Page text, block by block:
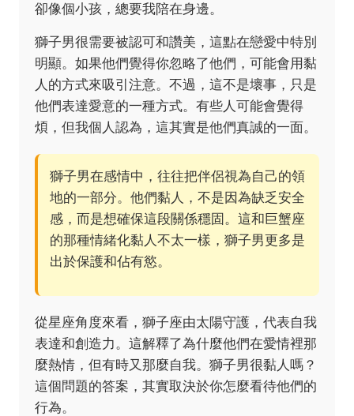
卻像個小孩，總要我陪在身邊。
獅子男很需要被認可和讚美，這點在戀愛中特別
明顯。如果他們覺得你忽略了他們，可能會用黏
人的方式來吸引注意。不過，這不是壞事，只是
他們表達愛意的一種方式。有些人可能會覺得
煩，但我個人認為，這其實是他們真誠的一面。
獅子男在感情中，往往把伴侶視為自己的領
地的一部分。他們黏人，不是因為缺乏安全
感，而是想確保這段關係穩固。這和巨蟹座
的那種情緒化黏人不太一樣，獅子男更多是
出於保護和佔有慾。
從星座角度來看，獅子座由太陽守護，代表自我
表達和創造力。這解釋了為什麼他們在愛情裡那
麼熱情，但有時又那麼自我。獅子男很黏人嗎？
這個問題的答案，其實取決於你怎麼看待他們的
行為。